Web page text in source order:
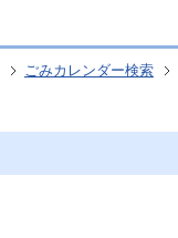
ごみカレンダー検索